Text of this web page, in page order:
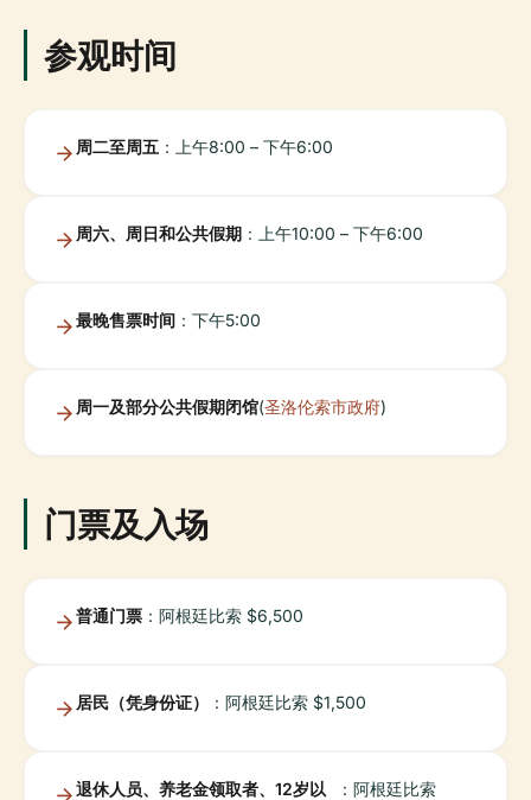
参观时间
周二至周五 ：上午8:00 – 下午6:00
周六、周日和公共假期 ：上午10:00 – 下午6:00
最晚售票时间 ：下午5:00
周一及部分公共假期闭馆(圣洛伦索市政府)
门票及入场
普通门票 ：阿根廷比索 $6,500
居民（凭身份证） ：阿根廷比索 $1,500
退休人员、养老金领取者、12岁以
：阿根廷比索